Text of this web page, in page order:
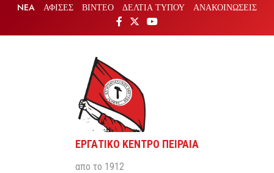
content
NEA ΑΦΙΣΕΣ ΒΙΝΤΕΟ ΔΕΛΤΙΑ ΤΥΠΟΥ ΑΝΑΚΟΙΝΩΣΕΙΣ
ΕΡΓΑΤΙΚΟ ΚΕΝΤΡΟ ΠΕΙΡΑΙΑ
απο το 1912